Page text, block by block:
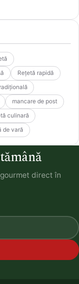
Rețetă rapidă
mancare de post
culinară
de vară
direct în